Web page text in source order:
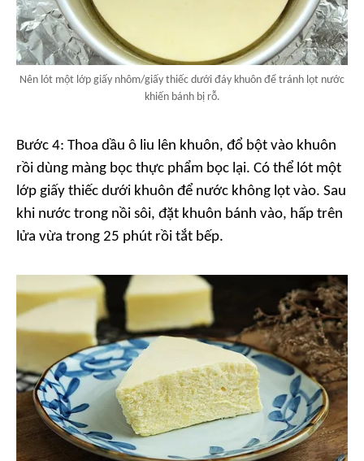
Nên lót một lớp giấy nhôm/giấy thiếc dưới đáy khuôn để tránh lọt nước
khiến bánh bị rỗ.
Bước 4: Thoa dầu ô liu lên khuôn, đổ bột vào khuôn
rồi dùng màng bọc thực phẩm bọc lại. Có thể lót một
lớp giấy thiếc dưới khuôn để nước không lọt vào. Sau
khi nước trong nồi sôi, đặt khuôn bánh vào, hấp trên
lửa vừa trong 25 phút rồi tắt bếp.